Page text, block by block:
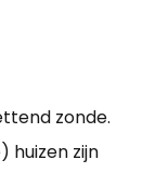
zonde.
huizen zijn